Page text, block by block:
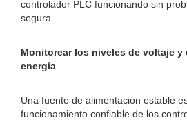
controlador PLC funcionando sin
segura.
Monitorear los niveles de voltaje y
energía
Una fuente de alimentación estable
funcionamiento confiable de los